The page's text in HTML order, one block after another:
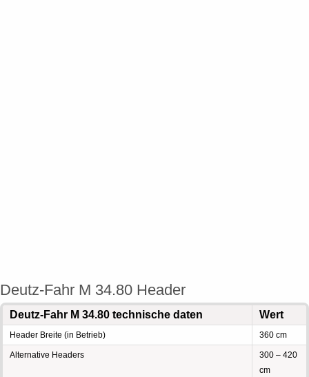
Deutz-Fahr M 34.80 Header
Deutz-Fahr M 34.80 technische daten Wert
Header Breite (in Betrieb) 360 cm
Alternative Headers
300 – 420
cm